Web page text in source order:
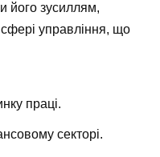
його зусиллям,
сфері управління, що
праці.
секторі.